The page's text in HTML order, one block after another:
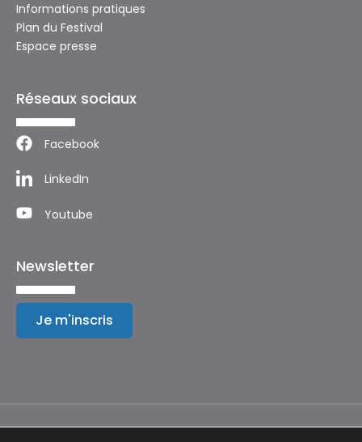
Informations pratiques
Plan du Festival
Espace presse
Réseaux sociaux
Facebook
LinkedIn
Youtube
Newsletter
Je m'inscris